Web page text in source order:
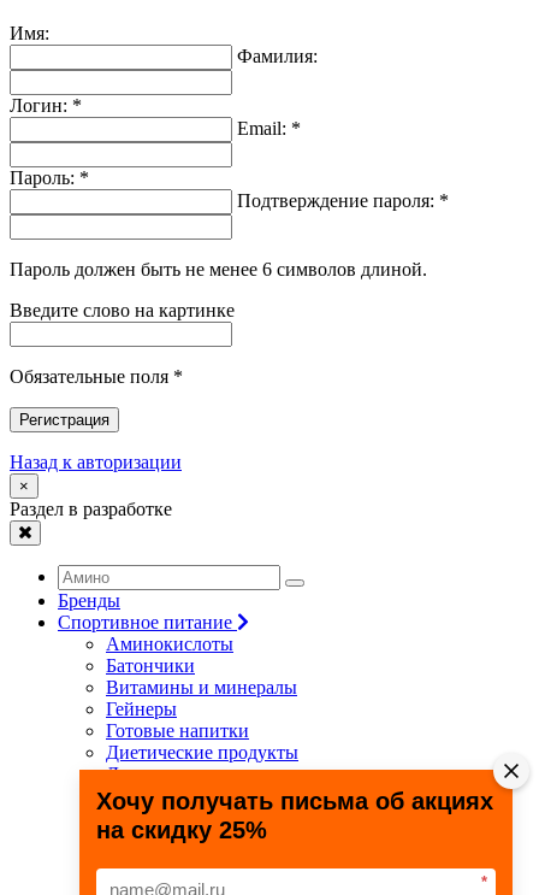
Имя:
Фамилия:
Логин: *
Email: *
Пароль: *
Подтверждение пароля: *
Пароль должен быть не менее 6 символов длиной.
Введите слово на картинке
Обязательные поля *
Регистрация
Назад к авторизации
×
Раздел в разработке
Бренды
Спортивное питание
Аминокислоты
Батончики
Витамины и минералы
Гейнеры
Готовые напитки
Диетические продукты
Для связок и суставов
Жиросжигатели
Здоровье и долголетие
Креатин
Специальные препараты
Хочу получать письма об акциях
на скидку 25%
*